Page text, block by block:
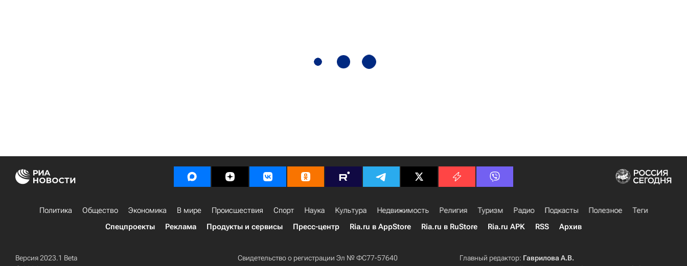
Политика Общество Экономика В мире Происшествия Спорт Наука Культура Недвижимость Религия Туризм Радио Подкасты Полезное
Теги
Спецпроекты
Реклама Продукты и сервисы Пресс-центр Ria.ru в AppStore Ria.ru в RuStore Ria.ru APK RSS Архив
Версия 2023.1 Beta
Свидетельство о регистрации Эл № ФС77-57640
Главный редактор: Гаврилова А.В.